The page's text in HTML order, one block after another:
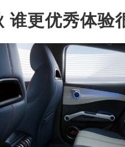
谁更优秀体验